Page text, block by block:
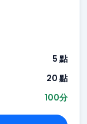
5 點
20 點
100分